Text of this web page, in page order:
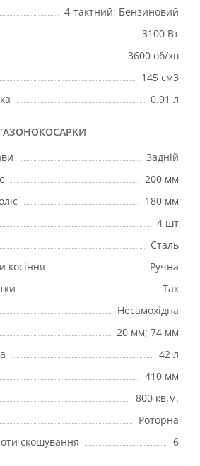
4-тактний; Бензиновий
3100 Вт
3600 об/хв
145 см3
0.91 л
Задній
200 мм
180 мм
4 шт
Сталь
косіння
Ручна
Так
Несамохідна
20 мм; 74 мм
42 л
410 мм
800 кв.м.
Роторна
скошування
6